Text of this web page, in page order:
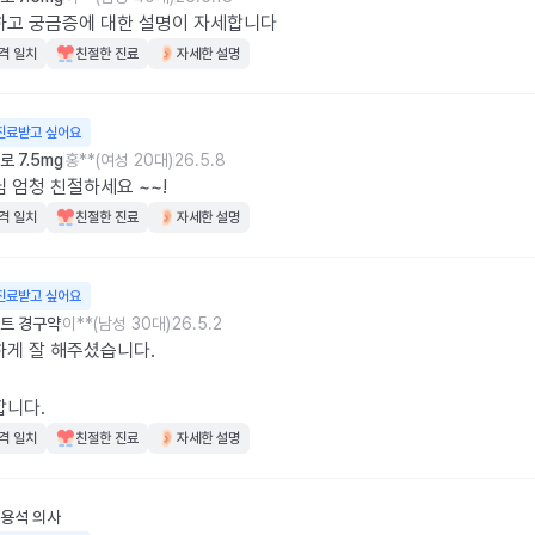
고 궁금증에 대한 설명이 자세합니다
일치 친절한 진료 자세한 설명
료받고 싶어요
7.5mg홍**(여성 20대)26.5.8
엄청 친절하세요 ~~!
일치 친절한 진료 자세한 설명
료받고 싶어요
경구약이**(남성 30대)26.5.2
게 잘 해주셨습니다.
니다.
일치 친절한 진료 자세한 설명
석 의사